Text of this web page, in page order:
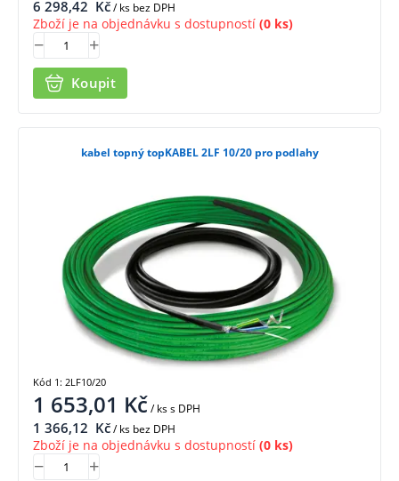
6 298,42 Kč/ ks bez DPH
Zboží je na objednávku s dostupností (0 ks)
Koupit
kabel topný topKABEL 2LF 10/20 pro podlahy
1 653,01 Kč/ kss DPH
1 366,12 Kč/ ks bez DPH
Zboží je na objednávku s dostupností (0 ks)
Kód 1: 2LF10/20